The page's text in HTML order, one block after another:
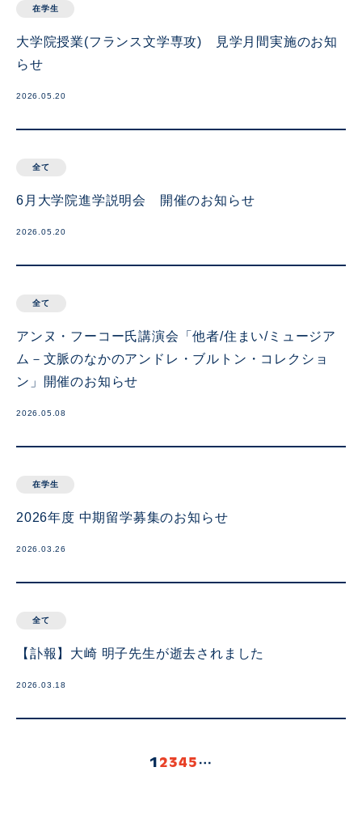
在学生
大学院授業(フランス文学専攻) 見学月間実施のお知
らせ
2026.05.20
全て
6月大学院進学説明会 開催のお知らせ
2026.05.20
全て
アンヌ・フーコー氏講演会「他者/住まい/ミュージア
ム－文脈のなかのアンドレ・ブルトン・コレクショ
ン」開催のお知らせ
2026.05.08
在学生
2026年度 中期留学募集のお知らせ
2026.03.26
全て
【訃報】大崎 明子先生が逝去されました
2026.03.18
12345